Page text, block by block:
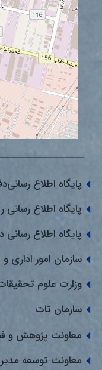
پایگاه اطلاع
پایگاه اطلاع
پایگاه اطلاع رسانی
سازمان امور اداری
وزارت علوم
سارمان تات
معاونت پژوهش و
معاونت توسعه